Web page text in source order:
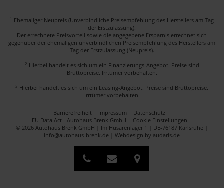
1 Ehemaliger Neupreis (Unverbindliche Preisempfehlung des Herstellers am Tag
der Erstzulassung).
Der errechnete Preisvorteil sowie die angegebene Ersparnis errechnet sich
gegenüber der ehemaligen unverbindlichen Preisempfehlung des Herstellers am
Tag der Erstzulassung (Neupreis).
2 Hierbei handelt es sich um ein Finanzierungs-Angebot. Preise sind
Bruttopreise. Irrtümer vorbehalten.
3 Hierbei handelt es sich um ein Leasing-Angebot. Preise sind Bruttopreise.
Irrtümer vorbehalten.
Barrierefreiheit Impressum
Datenschutz
EU Data Act - Autohaus Brenk GmbH
Cookie Einstellungen
© 2026 Autohaus Brenk GmbH | Im Husarenlager 1 | DE-76187 Karlsruhe |
info@autohaus-brenk.de | Webdesign by audaris.de